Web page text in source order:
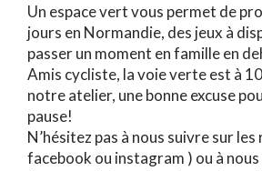
Un espace vert vous permet de
jours en Normandie, des jeux à
passer un moment en famille en
Amis cycliste, la voie verte est à
notre atelier, une bonne excuse
pause!
N’hésitez pas à nous suivre sur
facebook ou instagram ) ou à